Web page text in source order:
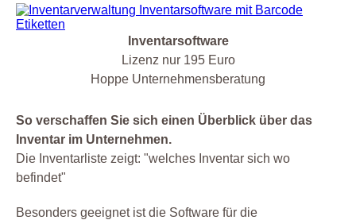
Inventarsoftware
Lizenz nur 195 Euro
Hoppe Unternehmensberatung
So verschaffen Sie sich einen Überblick über das
Inventar im Unternehmen.
Die Inventarliste zeigt: "welches Inventar sich wo
befindet"
Besonders geeignet ist die Software für die